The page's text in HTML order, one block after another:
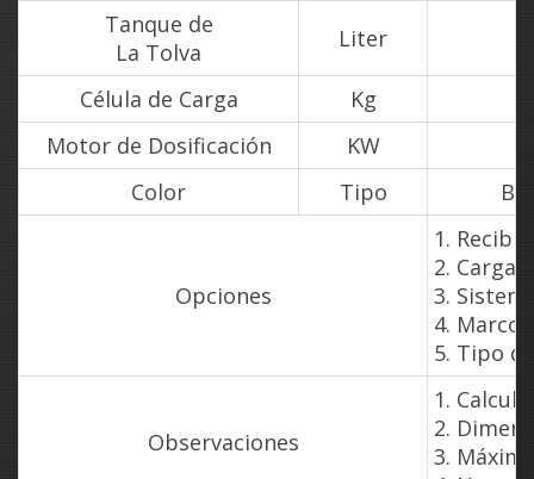
Tanque de
La Tolva
Liter
Célula de Carga Kg
Motor de Dosificación
KW
Color
Tipo
Opciones
1.
2.
3.
4.
5. Tipo
Observaciones
1.
2.
3.